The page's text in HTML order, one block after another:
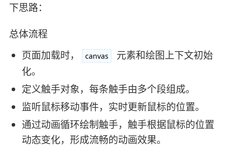
下思路：
总体流程
页面加载时，
canvas
元素和绘图上下文初始
化。
定义触手对象，每条触手由多个段组成。
监听鼠标移动事件，实时更新鼠标的位置。
通过动画循环绘制触手，触手根据鼠标的位置
动态变化，形成流畅的动画效果。